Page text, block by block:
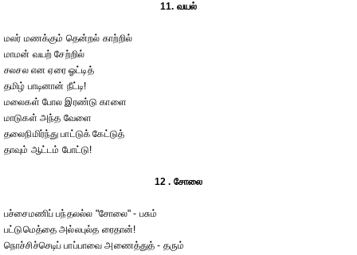
11. வயல்
மலர் மணக்கும் தென்றல் காற்றில்
மாமன் வயற் சேற்றில்
சலசல என ஏரை ஓட்டித்
தமிழ் பாடினான் நீட்டி!
மலைகள் போல இரண்டு காளை
மாடுகள் அந்த வேளை
தலைநிமிர்ந்து பாட்டுக் கேட்டுத்
தாவும் ஆட்டம் போட்டு!
12 . சோலை
பச்சைமணிப் பந்தலல்ல "சோலை" - பசும்
பட்டுமெத்தை அல்லபுல்த ரைதான்!
நொச்சிச்செடிப் பாப்பாவை அணைத்துத் - தரும்